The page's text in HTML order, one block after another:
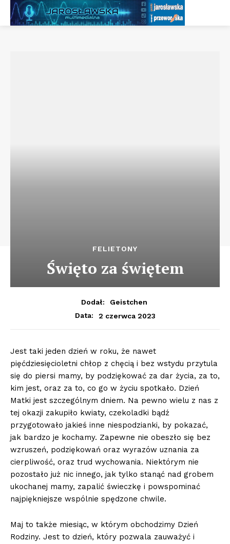
FELIETONY
Święto za świętem
Dodał:
Geistchen
Data:
2 czerwca 2023
Jest taki jeden dzień w roku, że nawet
pięćdziesięcioletni chłop z chęcią i bez wstydu przytula
się do piersi mamy, by podziękować za dar życia, za to,
kim jest, oraz za to, co go w życiu spotkało. Dzień
Matki jest szczególnym dniem. Na pewno wielu z nas z
tej okazji zakupiło kwiaty, czekoladki bądź
przygotowało jakieś inne niespodzianki, by pokazać,
jak bardzo je kochamy. Zapewne nie obeszło się bez
wzruszeń, podziękowań oraz wyrazów uznania za
cierpliwość, oraz trud wychowania. Niektórym nie
pozostało już nic innego, jak tylko stanąć nad grobem
ukochanej mamy, zapalić świeczkę i powspominać
najpiękniejsze wspólnie spędzone chwile.
Maj to także miesiąc, w którym obchodzimy Dzień
Rodziny. Jest to dzień, który pozwala zauważyć i